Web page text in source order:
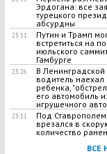
Эрдогана: все
турецкого
абсурдны
23:51
Путин и Трамп
встретиться на
июльского
Гамбурге
23:26
В Ленинградской
водитель наехал
ребенка,
его автомобиль
игрушечного
23:11
Под
врезался в
количество
ВСЕ